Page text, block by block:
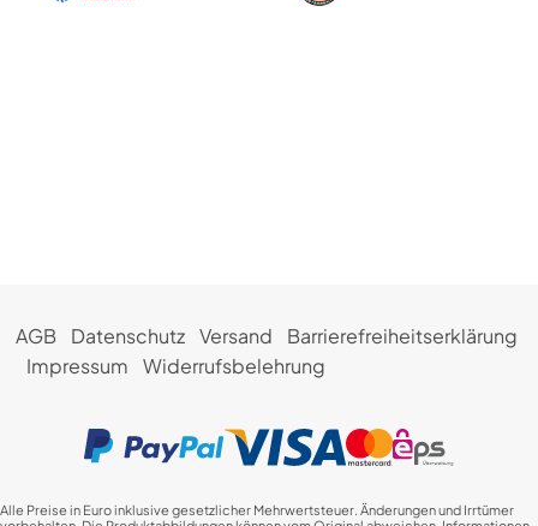
AGB Datenschutz Versand
Barrierefreiheitserklärung
Impressum
Widerrufsbelehrung
Alle Preise in Euro inklusive gesetzlicher Mehrwertsteuer. Änderungen und Irrtümer